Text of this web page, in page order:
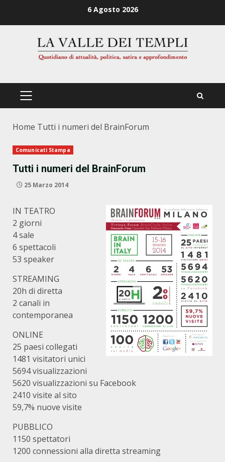
6 Agosto 2026
PRIMÄRES
Home Tutti i numeri del BrainForum
Comunicati Stampa
Tutti i numeri del BrainForum
25 Marzo 2014
IN TEATRO
2 giorni
4 sale
6 spettacoli
53 speaker
STREAMING
20h di diretta
2 canali in
contemporanea
ONLINE
25 paesi collegati
1481 visitatori unici
5694 visualizzazioni
5620 visualizzazioni su Facebook
2410 visite al sito
59,7% nuove visite
PUBBLICO
1150 spettatori
1200 connessioni alla diretta streaming